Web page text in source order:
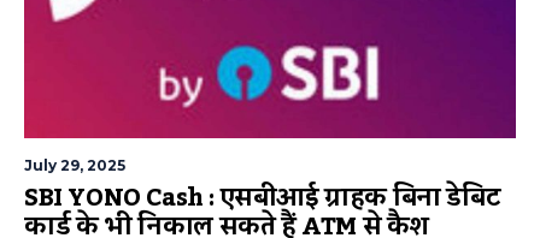
July 29, 2025
SBI YONO Cash : एसबीआई ग्राहक बिना डेबिट
कार्ड के भी निकाल सकते हैं ATM से कैश